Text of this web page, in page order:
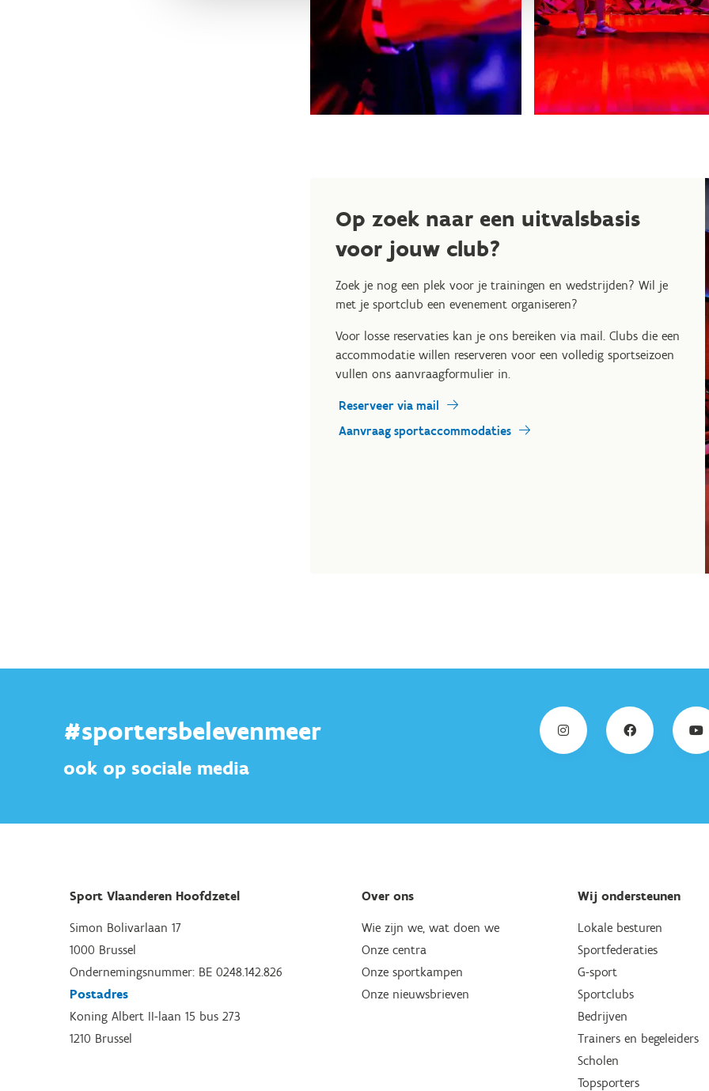
Op zoek naar een uitvalsbasis
voor jouw club?
Zoek je nog een plek voor je trainingen en wedstrijden? Wil je
met je sportclub een evenement organiseren?
Voor losse reservaties kan je ons bereiken via mail. Clubs die een
accommodatie willen reserveren voor een volledig sportseizoen
vullen ons aanvraagformulier in.
Reserveer via mail
Aanvraag sportaccommodaties
#sportersbelevenmeer
ook op sociale media
Sport Vlaanderen Hoofdzetel
Simon Bolivarlaan 17
1000 Brussel
Ondernemingsnummer: BE 0248.142.826
Postadres
Koning Albert II-laan 15 bus 273
1210 Brussel
Over ons
Wie zijn we, wat doen we
Onze centra
Onze sportkampen
Onze nieuwsbrieven
Wij ondersteunen
Lokale besturen
Sportfederaties
G-sport
Sportclubs
Bedrijven
Trainers en begeleiders
Scholen
Topsporters